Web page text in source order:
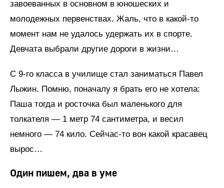
завоеванных в основном в юношеских и
молодежных первенствах. Жаль, что в какой-то
момент нам не удалось удержать их в спорте.
Девчата выбрали другие дороги в жизни…
С 9-го класса в училище стал заниматься Павел
Лыжин. Помню, поначалу я брать его не хотела:
Паша тогда и росточка был маленького для
толкателя — 1 метр 74 сантиметра, и весил
немного — 74 кило. Сейчас-то вон какой красавец
вырос…
Один пишем, два в уме